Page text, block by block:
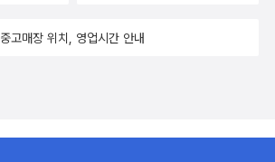
중고매장 위치, 영업시간 안내